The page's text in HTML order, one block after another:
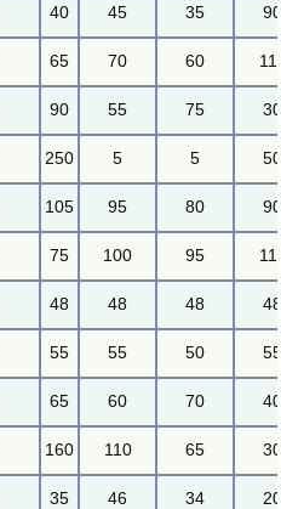
40 45 35 90
65 70 60
90 55 75 30
250 5 5 50
105 95 80 90
75 100 95
48 48 48 48
55 55 50 55
65 60 70 40
160 110 65 30
35 46 34 20